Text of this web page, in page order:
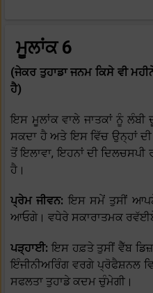
ਮੂਲਾਂਕ 6
(ਜੇਕਰ ਤੁਹਾਡਾ ਜਨਮ ਕਿਸੇ ਵੀ
ਹੈ)
ਇਸ ਮੂਲਾਂਕ ਵਾਲੇ ਜਾਤਕਾਂ ਨੂੰ ਲੰਬੀ
ਸਕਦਾ ਹੈ ਅਤੇ ਇਸ ਵਿੱਚ ਉਨ੍ਹਾਂ
ਤੋਂ ਇਲਾਵਾ, ਇਹਨਾਂ ਦੀ ਦਿਲਚਸਪੀ
ਹੈ।
ਪ੍ਰੇਮ ਜੀਵਨ:ਇਸ ਸਮੇਂ ਤੁਸੀਂ ਆਪਣੇ
ਆਓਗੇ। ਵਧੇਰੇ ਸਕਾਰਾਤਮਕ
ਪੜ੍ਹਾਈ:ਇਸ ਹਫ਼ਤੇ ਤੁਸੀਂ ਵੈੱਬ
ਇੰਜੀਨੀਅਰਿੰਗ ਵਰਗੇ ਪ੍ਰੋਫੈਸ਼ਨਲ
ਸਫਲਤਾ ਤੁਹਾਡੇ ਕਦਮ ਚੁੰਮੇਗੀ।